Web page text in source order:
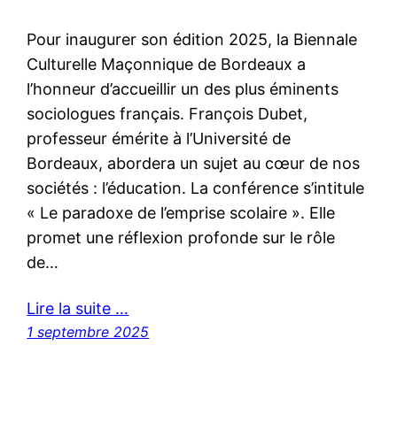
Pour inaugurer son édition 2025, la Biennale
Culturelle Maçonnique de Bordeaux a
l’honneur d’accueillir un des plus éminents
sociologues français. François Dubet,
professeur émérite à l’Université de
Bordeaux, abordera un sujet au cœur de nos
sociétés : l’éducation. La conférence s’intitule
« Le paradoxe de l’emprise scolaire ». Elle
promet une réflexion profonde sur le rôle
de…
Lire la suite …
1 septembre 2025